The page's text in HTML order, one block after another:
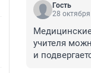
Гость
28
учителя
и